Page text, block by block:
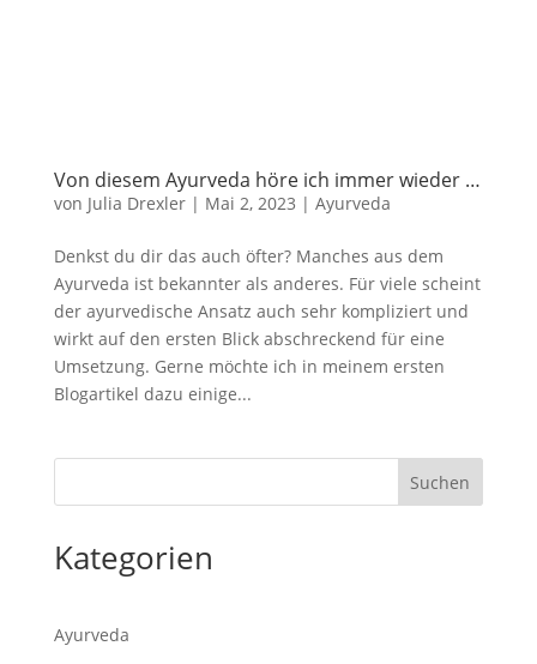
Von diesem Ayurveda höre ich immer wieder …
von Julia Drexler| Mai 2, 2023 | Ayurveda
Denkst du dir das auch öfter? Manches aus dem
Ayurveda ist bekannter als anderes. Für viele scheint
der ayurvedische Ansatz auch sehr kompliziert und
wirkt auf den ersten Blick abschreckend für eine
Umsetzung. Gerne möchte ich in meinem ersten
Blogartikel dazu einige...
Suchen
Kategorien
Ayurveda